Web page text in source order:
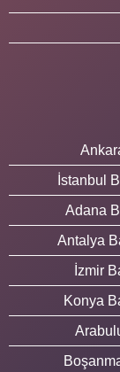
İstanbul
Adana
Antalya
İzmir
Konya